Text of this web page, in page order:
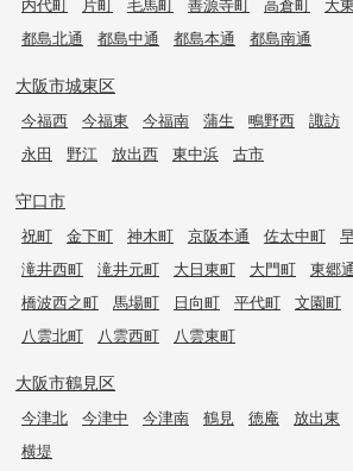
内代町 片町 毛馬町 善源寺町 高倉町 大
都島北通
都島中通 都島本通 都島南通
大阪市城東区
今福西 今福東 今福南 蒲生 鴫野西 諏訪
永田
野江 放出西 東中浜 古市
守口市
祝町 金下町 神木町 京阪本通 佐太中町
滝井西町
滝井元町 大日東町 大門町 東郷
橋波西之町
馬場町 日向町 平代町 文園町
八雲北町
八雲西町 八雲東町
大阪市鶴見区
今津北 今津中 今津南 鶴見 徳庵 放出東
横堤